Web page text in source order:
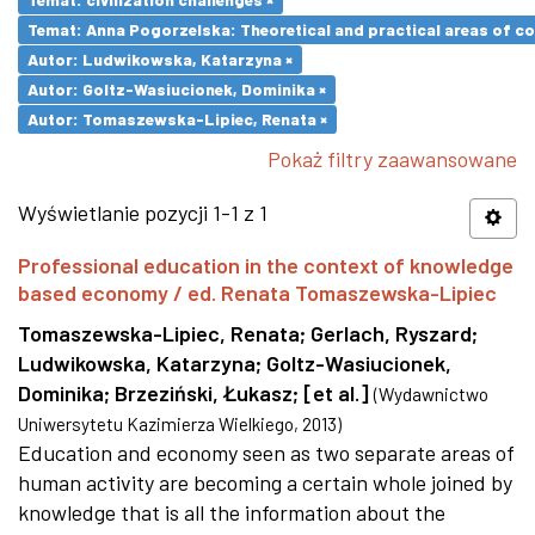
Temat: Anna Pogorzelska: Theoretical and practical areas of
Autor: Ludwikowska, Katarzyna ×
Autor: Goltz-Wasiucionek, Dominika ×
Autor: Tomaszewska-Lipiec, Renata ×
Pokaż filtry zaawansowane
Wyświetlanie pozycji 1-1 z 1
Professional education in the context of knowledge
based economy / ed. Renata Tomaszewska-Lipiec
Tomaszewska-Lipiec, Renata; Gerlach, Ryszard;
Ludwikowska, Katarzyna; Goltz-Wasiucionek,
Dominika; Brzeziński, Łukasz; [et al.] (Wydawnictwo
Uniwersytetu Kazimierza Wielkiego, 2013)
Education and economy seen as two separate areas of
human activity are becoming a certain whole joined by
knowledge that is all the information about the